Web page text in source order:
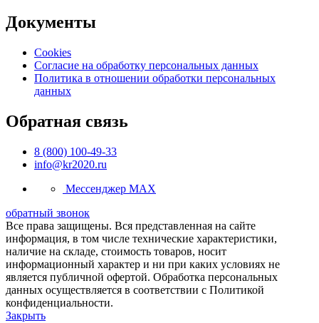
Документы
Cookies
Согласие на обработку персональных данных
Политика в отношении обработки персональных
данных
Обратная связь
8 (800) 100-49-33
info@kr2020.ru
Мессенджер MAX
обратный звонок
Все права защищены. Вся представленная на сайте
информация, в том числе технические характеристики,
наличие на складе, стоимость товаров, носит
информационный характер и ни при каких условиях не
является публичной офертой. Обработка персональных
данных осуществляется в соответствии с Политикой
конфиденциальности.
Закрыть